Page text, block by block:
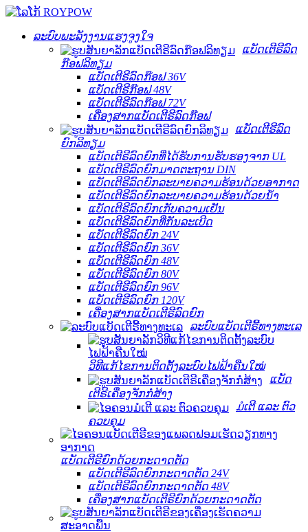
ລະບົບພະລັງງານແຮງຈູງໃຈ
ແບັດເຕີຣີລົດ
ກ໊ອຟລິທຽມ
ແບັດເຕີຣີລົດກ໊ອຟ 36V
ແບັດເຕີຣີກ໊ອຟ 48V
ແບັດເຕີຣີລົດກ໊ອຟ 72V
ເຄື່ອງສາກແບັດເຕີຣີລົດກ໊ອຟ
ແບັດເຕີຣີລົດ
ຍົກລິທຽມ
ແບັດເຕີຣີລົດຍົກທີ່ໄດ້ຮັບການຮັບຮອງຈາກ UL
ແບັດເຕີຣີລົດຍົກມາດຕະຖານ DIN
ແບັດເຕີຣີລົດຍົກລະບາຍຄວາມຮ້ອນດ້ວຍອາກາດ
ແບັດເຕີຣີລົດຍົກລະບາຍຄວາມຮ້ອນດ້ວຍນ້ຳ
ແບັດເຕີຣີລົດຍົກເກັບຄວາມເຢັນ
ແບັດເຕີຣີລົດຍົກທີ່ກັນລະເບີດ
ແບັດເຕີຣີລົດຍົກ 24V
ແບັດເຕີຣີລົດຍົກ 36V
ແບັດເຕີຣີລົດຍົກ 48V
ແບັດເຕີຣີລົດຍົກ 80V
ແບັດເຕີຣີລົດຍົກ 96V
ແບັດເຕີຣີລົດຍົກ 120V
ເຄື່ອງສາກແບັດເຕີຣີລົດຍົກ
ລະບົບແບັດເຕີຣີ້ທາງທະເລ
ວິທີແກ້ໄຂການຕິດຕັ້ງລະບົບໄຟຟ້າຄືນໃໝ່
ແບັດ
ເຕີຣີເຄື່ອງຈັກກໍ່ສ້າງ
ມໍເຕີ ແລະ ຕົວ
ຄວບຄຸມ
ແບັດເຕີຣີຍົກດ້ວຍກະດາດຕັດ
ແບັດເຕີຣີລົດຍົກກະດາດຕັດ 24V
ແບັດເຕີຣີລົດຍົກກະດາດຕັດ 48V
ເຄື່ອງສາກແບັດເຕີຣີຍົກດ້ວຍກະດາດຕັດ